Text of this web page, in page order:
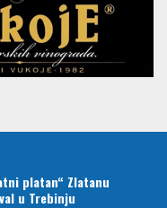
platan“ Zlatanu
u Trebinju